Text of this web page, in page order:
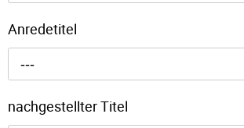
Anredetitel
---
nachgestellter Titel